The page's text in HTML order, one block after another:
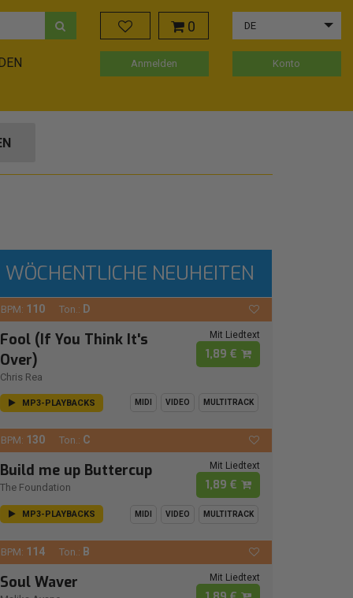
0 DE
Anmelden Konto
WÖCHENTLICHE NEUHEITEN
BPM: 110 Ton.: D
Fool (If You Think It's
Over)
Chris Rea
Mit Liedtext
1,89 €
MP3-PLAYBACKS MIDI VIDEO MULTITRACK
BPM: 130 Ton.: C
Build me up Buttercup
The Foundation
Mit Liedtext
1,89 €
MP3-PLAYBACKS MIDI VIDEO MULTITRACK
BPM: 114 Ton.: B
Soul Waver Mit Liedtext